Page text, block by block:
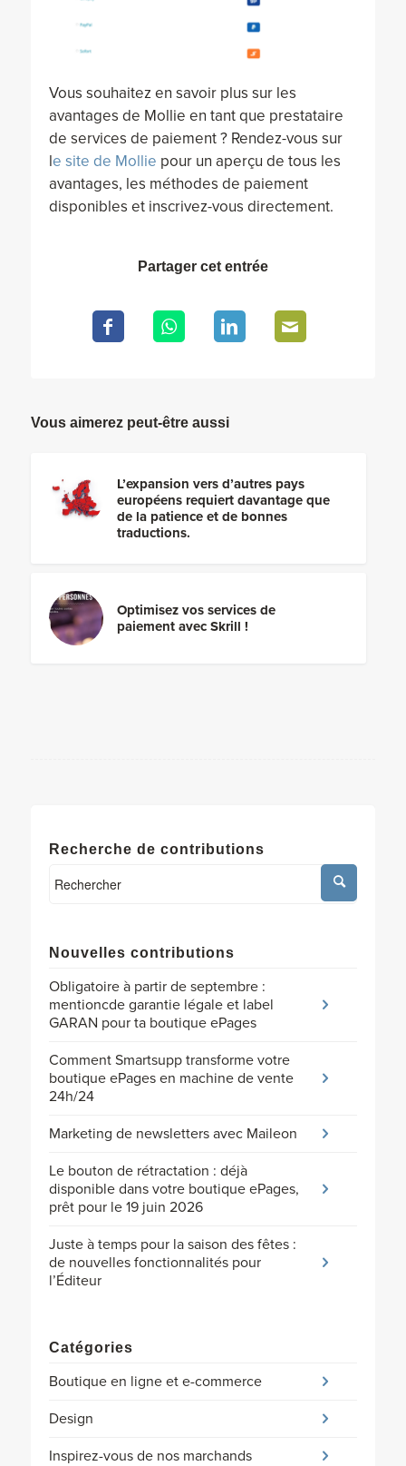
Vous souhaitez en savoir plus sur les
avantages de Mollie en tant que prestataire
de services de paiement ? Rendez-vous sur
le site de Mollie pour un aperçu de tous les
avantages, les méthodes de paiement
disponibles et inscrivez-vous directement.
Partager cet entrée
Vous aimerez peut-être aussi
L’expansion vers d’autres pays
européens requiert davantage que
de la patience et de bonnes
traductions.
Optimisez vos services de
paiement avec Skrill !
Recherche de contributions
Nouvelles contributions
Obligatoire à partir de septembre :
mentioncde garantie légale et label
GARAN pour ta boutique ePages
Comment Smartsupp transforme votre
boutique ePages en machine de vente
24h/24
Marketing de newsletters avec Maileon
Le bouton de rétractation : déjà
disponible dans votre boutique ePages,
prêt pour le 19 juin 2026
Juste à temps pour la saison des fêtes :
de nouvelles fonctionnalités pour
l’Éditeur
Catégories
Boutique en ligne et e-commerce
Design
Inspirez-vous de nos marchands